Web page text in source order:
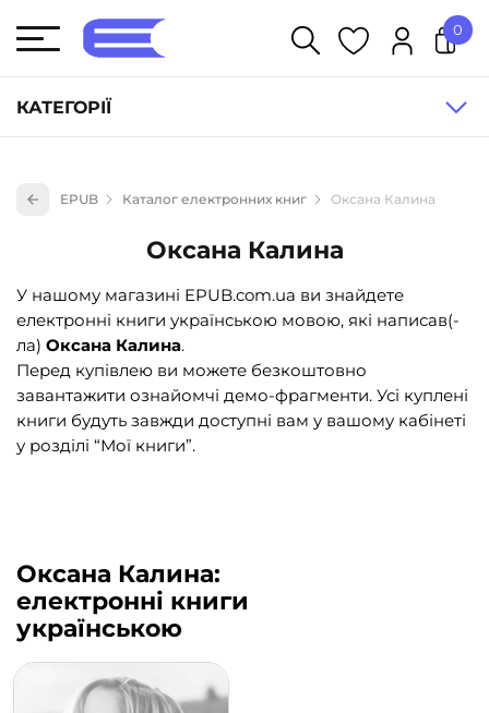
КАТЕГОРІЇ
Книги для дітей (835)
Книги для підлітків (240)
Науково-популярна література (1015)
Навчальна література та посібники (527)
Енциклопедії, довідники, словники (55)
Подарункові сертифікати (1)
0
EPUB Каталог електронних книг Оксана Калина
Оксана Калина
У нашому магазині EPUB.com.ua ви знайдете
електронні книги українською мовою, які написав(-
ла) Оксана Калина.
Перед купівлею ви можете безкоштовно
завантажити ознайомчі демо-фрагменти. Усі куплені
книги будуть завжди доступні вам у вашому кабінеті
у розділі “Мої книги”.
Оксана Калина:
електронні книги
українською